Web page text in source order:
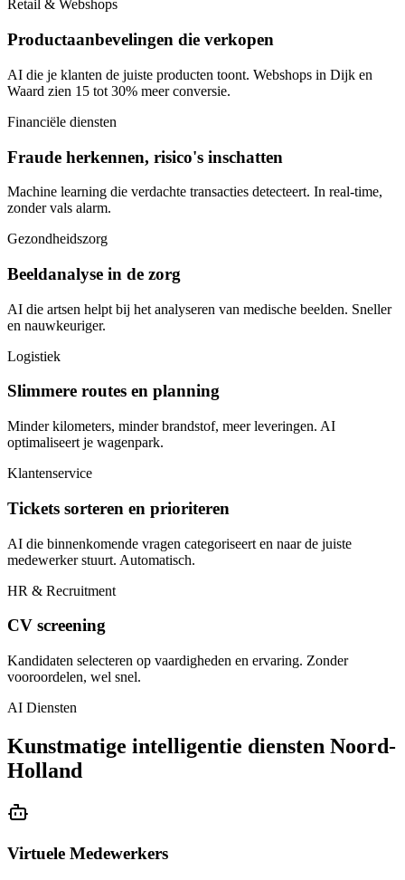
Retail & Webshops
Productaanbevelingen die verkopen
AI die je klanten de juiste producten toont. Webshops in Dijk en
Waard zien 15 tot 30% meer conversie.
Financiële diensten
Fraude herkennen, risico's inschatten
Machine learning die verdachte transacties detecteert. In real-time,
zonder vals alarm.
Gezondheidszorg
Beeldanalyse in de zorg
AI die artsen helpt bij het analyseren van medische beelden. Sneller
en nauwkeuriger.
Logistiek
Slimmere routes en planning
Minder kilometers, minder brandstof, meer leveringen. AI
optimaliseert je wagenpark.
Klantenservice
Tickets sorteren en prioriteren
AI die binnenkomende vragen categoriseert en naar de juiste
medewerker stuurt. Automatisch.
HR & Recruitment
CV screening
Kandidaten selecteren op vaardigheden en ervaring. Zonder
vooroordelen, wel snel.
AI Diensten
Kunstmatige intelligentie diensten Noord-
Holland
Virtuele Medewerkers